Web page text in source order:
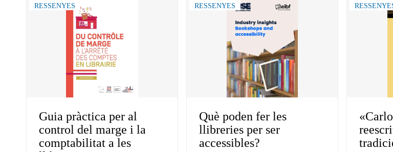
RESSENYES
Guia pràctica per al
control del marge i la
comptabilitat a les
RESSENYES
Què poden fer les
llibreries per ser
accessibles?